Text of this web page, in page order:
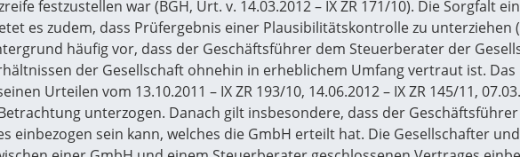
festzustellen war (BGH, Urt. v. 14.03.2012 – IX ZR 171/10). Die Sorgfalt
es zudem, dass Prüfergebnis einer Plausibilitätskontrolle zu unterziehen
häufig vor, dass der Geschäftsführer dem Steuerberater der
der Gesellschaft ohnehin in erheblichem Umfang vertraut ist.
Urteilen vom 13.10.2011 – IX ZR 193/10, 14.06.2012 – IX ZR 145/11,
unterzogen. Danach gilt insbesondere, dass der
einbezogen sein kann, welches die GmbH erteilt hat. Die Gesellschafter